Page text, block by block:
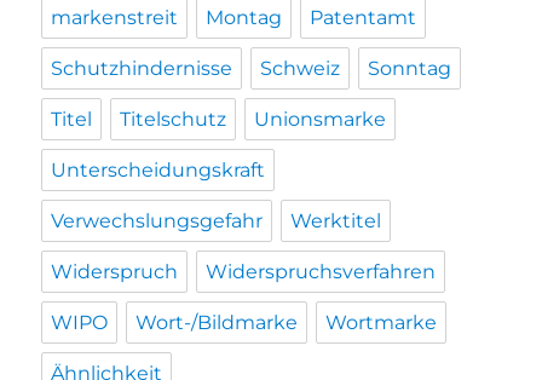
markenstreit Montag Patentamt
Schutzhindernisse Schweiz Sonntag
Titel Titelschutz Unionsmarke
Unterscheidungskraft
Verwechslungsgefahr Werktitel
Widerspruch Widerspruchsverfahren
WIPO Wort-/Bildmarke Wortmarke
Ähnlichkeit